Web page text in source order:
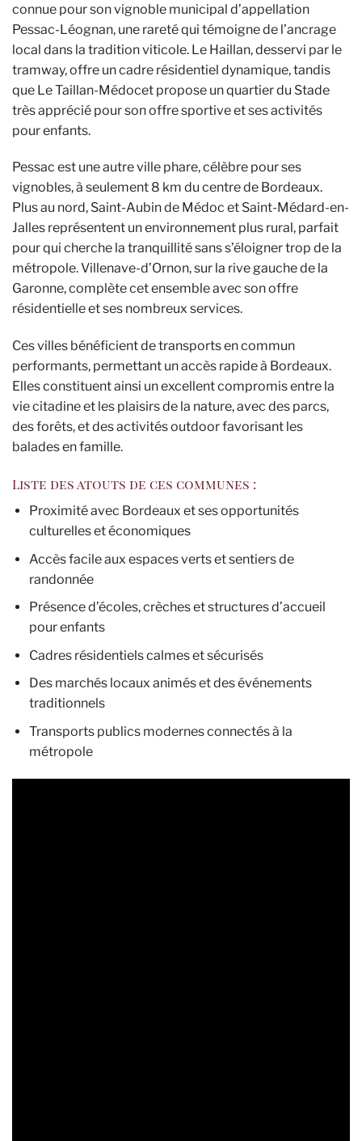
connue pour son vignoble municipal d’appellation
Pessac-Léognan, une rareté qui témoigne de l’ancrage
local dans la tradition viticole. Le Haillan, desservi par le
tramway, offre un cadre résidentiel dynamique, tandis
que Le Taillan-Médocet propose un quartier du Stade
très apprécié pour son offre sportive et ses activités
pour enfants.
Pessac est une autre ville phare, célèbre pour ses
vignobles, à seulement 8 km du centre de Bordeaux.
Plus au nord, Saint-Aubin de Médoc et Saint-Médard-en-
Jalles représentent un environnement plus rural, parfait
pour qui cherche la tranquillité sans s’éloigner trop de la
métropole. Villenave-d’Ornon, sur la rive gauche de la
Garonne, complète cet ensemble avec son offre
résidentielle et ses nombreux services.
Ces villes bénéficient de transports en commun
performants, permettant un accès rapide à Bordeaux.
Elles constituent ainsi un excellent compromis entre la
vie citadine et les plaisirs de la nature, avec des parcs,
des forêts, et des activités outdoor favorisant les
balades en famille.
Liste des atouts de ces communes :
Proximité avec Bordeaux et ses opportunités
culturelles et économiques
Accès facile aux espaces verts et sentiers de
randonnée
Présence d’écoles, crèches et structures d’accueil
pour enfants
Cadres résidentiels calmes et sécurisés
Des marchés locaux animés et des événements
traditionnels
Transports publics modernes connectés à la
métropole